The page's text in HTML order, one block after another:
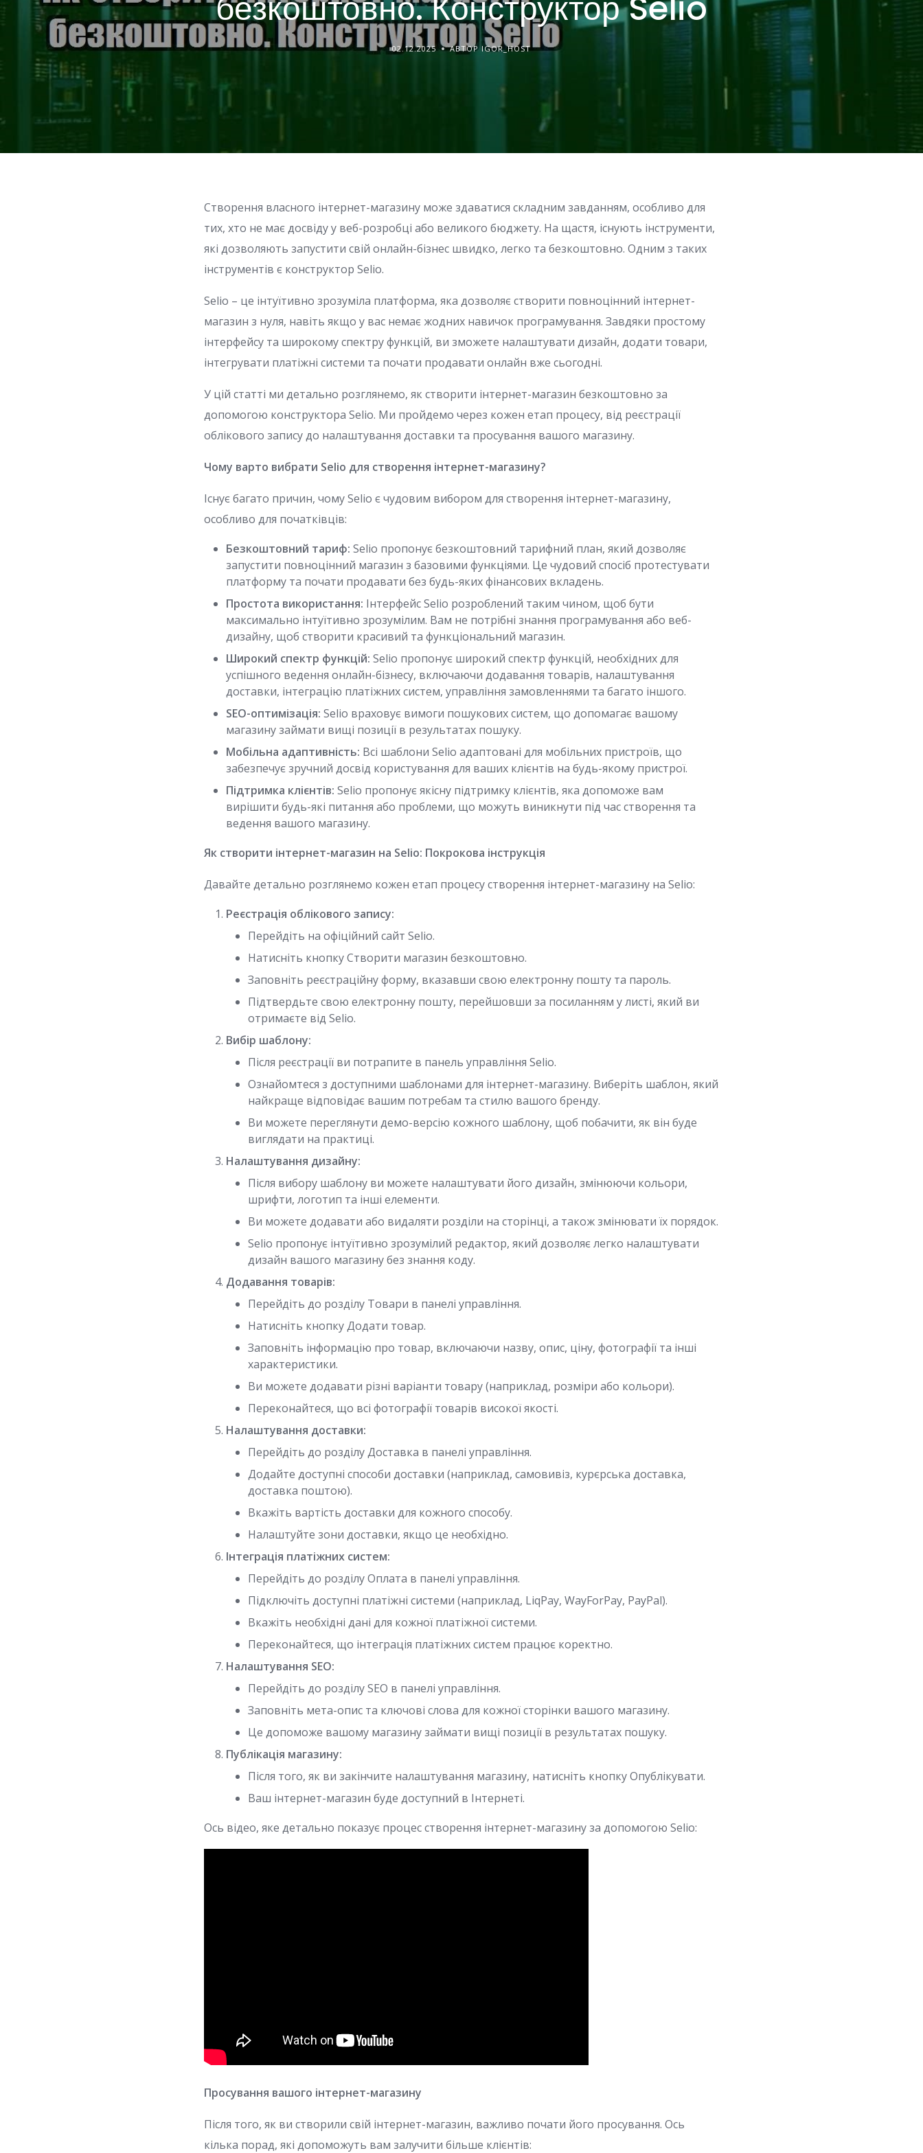
02.12.2025 АВТОР IGOR_HOST
Створення власного інтернет-магазину може здаватися складним завданням, особливо для
тих, хто не має досвіду у веб-розробці або великого бюджету. На щастя, існують інструменти,
які дозволяють запустити свій онлайн-бізнес швидко, легко та безкоштовно. Одним з таких
інструментів є конструктор Selio.
Selio – це інтуїтивно зрозуміла платформа, яка дозволяє створити повноцінний інтернет-
магазин з нуля, навіть якщо у вас немає жодних навичок програмування. Завдяки простому
інтерфейсу та широкому спектру функцій, ви зможете налаштувати дизайн, додати товари,
інтегрувати платіжні системи та почати продавати онлайн вже сьогодні.
У цій статті ми детально розглянемо, як створити інтернет-магазин безкоштовно за
допомогою конструктора Selio. Ми пройдемо через кожен етап процесу, від реєстрації
облікового запису до налаштування доставки та просування вашого магазину.
Чому варто вибрати Selio для створення інтернет-магазину?
Існує багато причин, чому Selio є чудовим вибором для створення інтернет-магазину,
особливо для початківців:
Безкоштовний тариф: Selio пропонує безкоштовний тарифний план, який дозволяє
запустити повноцінний магазин з базовими функціями. Це чудовий спосіб протестувати
платформу та почати продавати без будь-яких фінансових вкладень.
Простота використання: Інтерфейс Selio розроблений таким чином, щоб бути
максимально інтуїтивно зрозумілим. Вам не потрібні знання програмування або веб-
дизайну, щоб створити красивий та функціональний магазин.
Широкий спектр функцій: Selio пропонує широкий спектр функцій, необхідних для
успішного ведення онлайн-бізнесу, включаючи додавання товарів, налаштування
доставки, інтеграцію платіжних систем, управління замовленнями та багато іншого.
SEO-оптимізація: Selio враховує вимоги пошукових систем, що допомагає вашому
магазину займати вищі позиції в результатах пошуку.
Мобільна адаптивність: Всі шаблони Selio адаптовані для мобільних пристроїв, що
забезпечує зручний досвід користування для ваших клієнтів на будь-якому пристрої.
Підтримка клієнтів: Selio пропонує якісну підтримку клієнтів, яка допоможе вам
вирішити будь-які питання або проблеми, що можуть виникнути під час створення та
ведення вашого магазину.
Як створити інтернет-магазин на Selio: Покрокова інструкція
Давайте детально розглянемо кожен етап процесу створення інтернет-магазину на Selio:
Реєстрація облікового запису:
Перейдіть на офіційний сайт Selio.
Натисніть кнопку Створити магазин безкоштовно.
Заповніть реєстраційну форму, вказавши свою електронну пошту та пароль.
Підтвердьте свою електронну пошту, перейшовши за посиланням у листі, який ви
отримаєте від Selio.
Вибір шаблону:
Після реєстрації ви потрапите в панель управління Selio.
Ознайомтеся з доступними шаблонами для інтернет-магазину. Виберіть шаблон, який
найкраще відповідає вашим потребам та стилю вашого бренду.
Ви можете переглянути демо-версію кожного шаблону, щоб побачити, як він буде
виглядати на практиці.
Налаштування дизайну:
Після вибору шаблону ви можете налаштувати його дизайн, змінюючи кольори,
шрифти, логотип та інші елементи.
Ви можете додавати або видаляти розділи на сторінці, а також змінювати їх порядок.
Selio пропонує інтуїтивно зрозумілий редактор, який дозволяє легко налаштувати
дизайн вашого магазину без знання коду.
Додавання товарів:
Перейдіть до розділу Товари в панелі управління.
Натисніть кнопку Додати товар.
Заповніть інформацію про товар, включаючи назву, опис, ціну, фотографії та інші
характеристики.
Ви можете додавати різні варіанти товару (наприклад, розміри або кольори).
Переконайтеся, що всі фотографії товарів високої якості.
Налаштування доставки:
Перейдіть до розділу Доставка в панелі управління.
Додайте доступні способи доставки (наприклад, самовивіз, курєрська доставка,
доставка поштою).
Вкажіть вартість доставки для кожного способу.
Налаштуйте зони доставки, якщо це необхідно.
Інтеграція платіжних систем:
Перейдіть до розділу Оплата в панелі управління.
Підключіть доступні платіжні системи (наприклад, LiqPay, WayForPay, PayPal).
Вкажіть необхідні дані для кожної платіжної системи.
Переконайтеся, що інтеграція платіжних систем працює коректно.
Налаштування SEO:
Перейдіть до розділу SEO в панелі управління.
Заповніть мета-опис та ключові слова для кожної сторінки вашого магазину.
Це допоможе вашому магазину займати вищі позиції в результатах пошуку.
Публікація магазину:
Після того, як ви закінчите налаштування магазину, натисніть кнопку Опублікувати.
Ваш інтернет-магазин буде доступний в Інтернеті.
Ось відео, яке детально показує процес створення інтернет-магазину за допомогою Selio:
Просування вашого інтернет-магазину
Після того, як ви створили свій інтернет-магазин, важливо почати його просування. Ось
кілька порад, які допоможуть вам залучити більше клієнтів: